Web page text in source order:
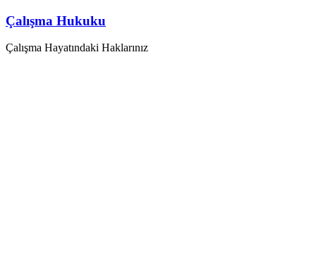
Skip
to
content
Çalışma Hukuku
Çalışma Hayatındaki Haklarınız